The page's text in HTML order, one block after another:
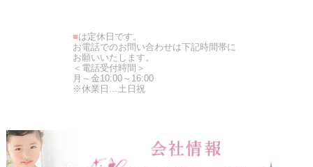
■は定休日です。
お電話でのお問い合わせは下記時間帯に
お願いいたします。
＜電話受付時間＞
月～金10:00～16:00
※休業日…土日祝